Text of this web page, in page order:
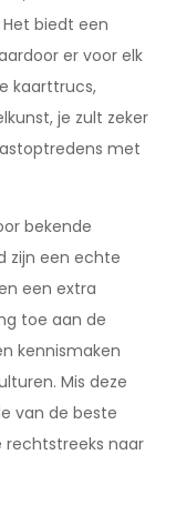
biedt een
er voor elk
kaarttrucs,
je zult zeker
met
bekende
zijn een echte
een extra
toe aan de
kennismaken
Mis deze
van de beste
rechtstreeks naar